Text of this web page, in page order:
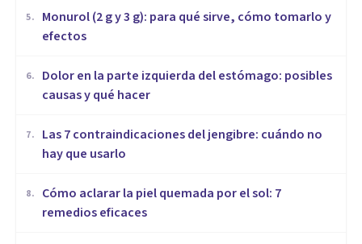
5.
Monurol (2 g y 3 g): para qué sirve, cómo tomarlo y
efectos
6.
Dolor en la parte izquierda del estómago: posibles
causas y qué hacer
7.
Las 7 contraindicaciones del jengibre: cuándo no
hay que usarlo
8.
Cómo aclarar la piel quemada por el sol: 7
remedios eficaces